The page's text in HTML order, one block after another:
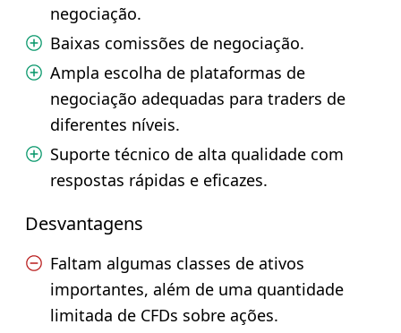
negociação.
Baixas comissões de negociação.
Ampla escolha de plataformas de
negociação adequadas para traders de
diferentes níveis.
Suporte técnico de alta qualidade com
respostas rápidas e eficazes.
Desvantagens
Faltam algumas classes de ativos
importantes, além de uma quantidade
limitada de CFDs sobre ações.